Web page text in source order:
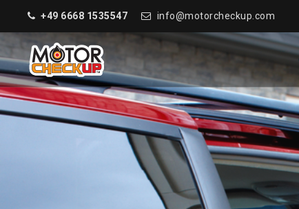
+49 6668 1535547 info@motorcheckup.com